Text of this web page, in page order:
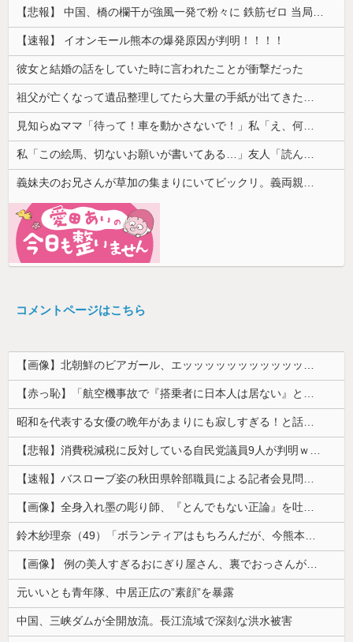
【速報】 イオンモール熊本の爆発原因が判明！！！！
彼女と結婚の話をしていた時に言われたことが衝撃だった
コメントページはこちら
【画像】北朝鮮のビアガール、エッッッッッッッッッッッッッッッッッ！
【赤っ恥】「航空機事故で『搭乗者に日本人は居ない』という発表は嫌い。人間として同じ価値だと思う」→ツッコミ殺到も「自分が気に入らないと思った」と...
昭和を代表する女優の晩年があまりにも寂しすぎる！と話題に、自身の子供を餓死する寸前までネグレクトした挙句……
【悲報】消費税減税に反対している自民党議員9人が判明ｗｗｗｗｗｗ
【速報】バスローブ姿の秋田県幹部職員による記者会見問題、ラブホテルからの参加だと特定「体調が優れなかったため...」とは何だったのか
【画像】全身入れ墨の彫り師、『とんでもない正論』を吐いて30万再生されてしまうｗｗｗｗｗｗｗ
鈴木紗理奈（49）「ボランティアはもちろんだが、今熊本へ旅行に行くことも支援になる」
【画像】 例の美人すぎるおにぎり屋さん、裏でおっさんが握っていたｗｗｗｗｗｗｗｗｗｗｗｗｗｗｗｗｗ
元いいとも青年隊、中居正広の”素顔”を暴露
中国、三峡ダムが全開放流。長江流域で深刻な洪水被害